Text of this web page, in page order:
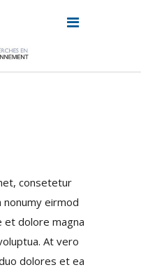
consetetur
eirmod
et dolore magna
At vero
dolores et ea